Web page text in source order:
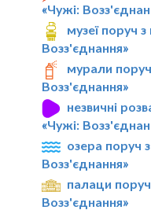
«Чужі:
музеї поруч
Возз'єднання»
мурали
Возз'єднання»
незвичні
«Чужі:
озера поруч
Возз'єднання»
палаци
Возз'єднання»